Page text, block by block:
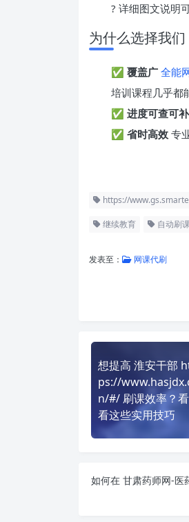
? 详细图文说明
为什么选择我们
✅ 覆盖广 全能
培训课程几乎都
✅ 进度可查可补
✅ 省时高效 专
https://
继续教育 自动刷
发表至： 网课代刷
想提高 淮安干部
ps://
n/#/ 刷课效率？看
看这些实用技巧